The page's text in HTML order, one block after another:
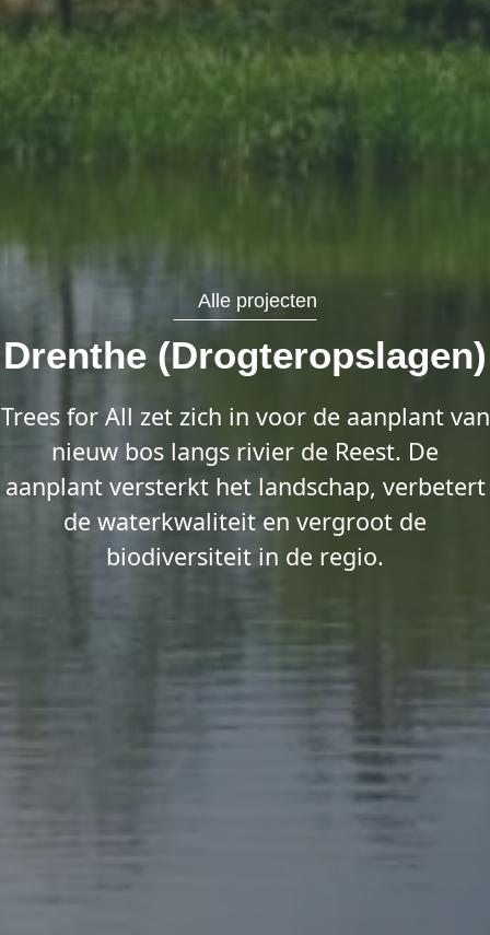
Alle projecten
Drenthe (Drogteropslagen)
Trees for All zet zich in voor de aanplant van
nieuw bos langs rivier de Reest. De
aanplant versterkt het landschap, verbetert
de waterkwaliteit en vergroot de
biodiversiteit in de regio.